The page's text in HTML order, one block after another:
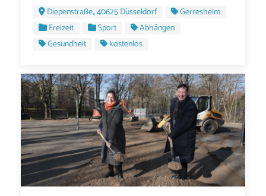
Diepenstraße,, 40625 Düsseldorf
Gerresheim
Freizeit
Sport
Abhängen
Gesundheit
kostenlos